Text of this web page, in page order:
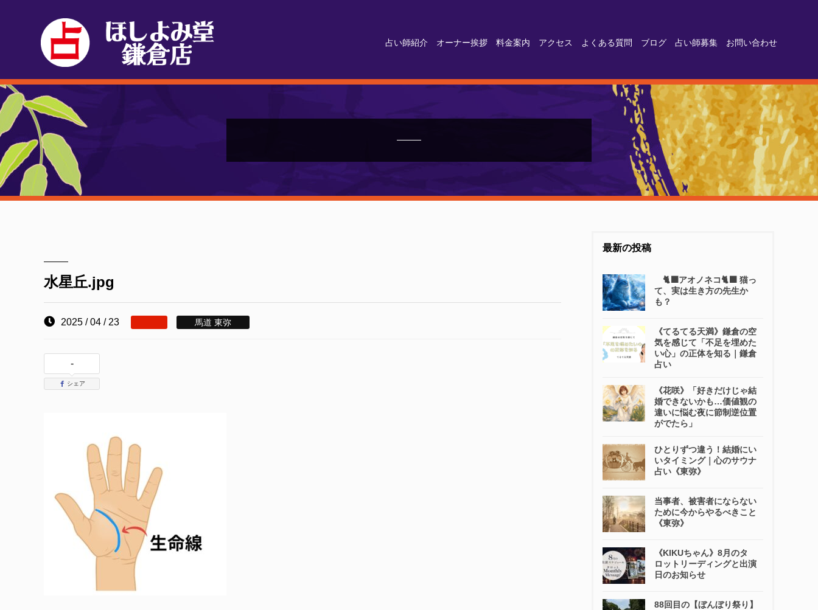
占い師紹介 オーナー挨拶 料金案内 アクセス よくある質問 ブログ 占い師募集 お問い合わせ
水星丘.jpg
2025 / 04 / 23 馬道 東弥
-
シェア
最新の投稿
🐈‍⬛アオノネコ🐈‍⬛ 猫っ
て、実は生き方の先生か
も？
《てるてる天満》鎌倉の空
気を感じて「不足を埋めた
い心」の正体を知る｜鎌倉
占い
《花咲》「好きだけじゃ結
婚できないかも…価値観の
違いに悩む夜に節制逆位置
がでたら」
ひとりずつ違う！結婚にい
いタイミング｜心のサウナ
占い《東弥》
当事者、被害者にならない
ために今からやるべきこと
《東弥》
《KIKUちゃん》8月のタ
ロットリーディングと出演
日のお知らせ
88回目の【ぼんぼり祭り】